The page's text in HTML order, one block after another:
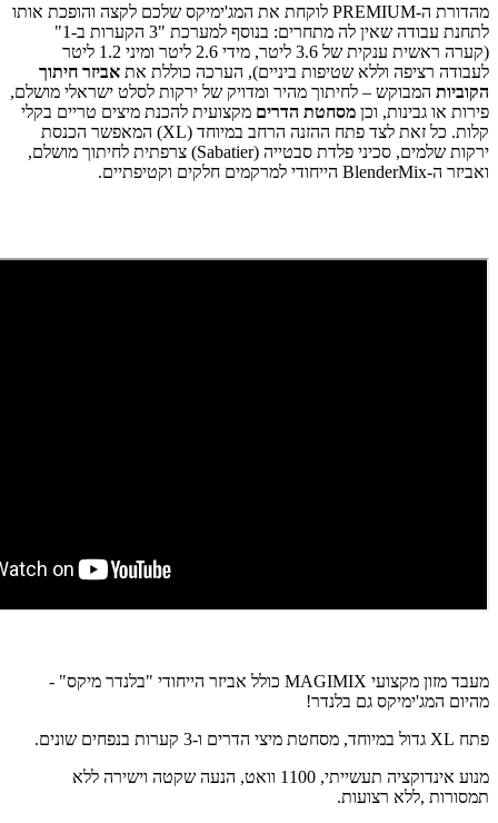
מהדורת ה-PREMIUM לוקחת את המג'ימיקס שלכם לקצה והופכת אותו
לתחנת עבודה שאין לה מתחרים: בנוסף למערכת "3 הקערות ב-1"
(קערה ראשית ענקית של 3.6 ליטר, מידי 2.6 ליטר ומיני 1.2 ליטר
לעבודה רציפה וללא שטיפות ביניים), הערכה כוללת את אביזר חיתוך
הקוביות המבוקש – לחיתוך מהיר ומדויק של ירקות לסלט ישראלי מושלם,
פירות או גבינות, וכן מסחטת הדרים מקצועית להכנת מיצים טריים בקלי
קלות. כל זאת לצד פתח ההזנה הרחב במיוחד (XL) המאפשר הכנסת
ירקות שלמים, סכיני פלדת סבטייה (Sabatier) צרפתית לחיתוך מושלם,
ואביזר ה-BlenderMix הייחודי למרקמים חלקים וקטיפתיים.
מעבד מזון מקצועי MAGIMIX כולל אביזר הייחודי "בלנדר מיקס" -
מהיום המג'ימיקס גם בלנדר!
פתח XL גדול במיוחד, מסחטת מיצי הדרים ו-3 קערות בנפחים שונים.
מנוע אינדוקציה תעשייתי, 1100 וואט, הנעה שקטה וישירה ללא
תמסורות ,ללא רצועות.